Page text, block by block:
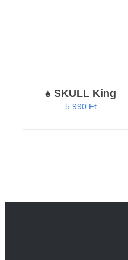
♠️ SKULL King
5 990 Ft